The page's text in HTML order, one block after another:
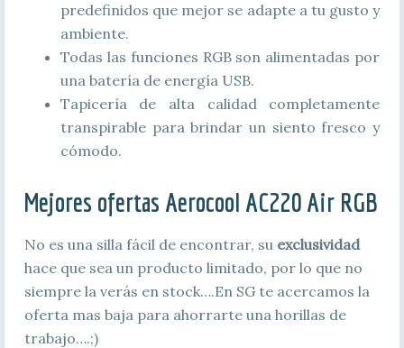
predefinidos que mejor se adapte a tu gusto y
ambiente.
Todas las funciones RGB son alimentadas por
una batería de energía USB.
Tapicería de alta calidad completamente
transpirable para brindar un siento fresco y
cómodo.
Mejores ofertas Aerocool AC220 Air RGB
No es una silla fácil de encontrar, su exclusividad
hace que sea un producto limitado, por lo que no
siempre la verás en stock….En SG te acercamos la
oferta mas baja para ahorrarte una horillas de
trabajo….;)